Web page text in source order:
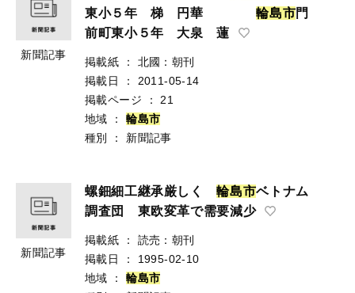
新聞記事
東小５年 梯 円華輪島市門
前町東小５年 大泉 蓮
掲載紙 ：
北國：朝刊
掲載日
：
2011-05-14
掲載ページ
：
21
地域
： 輪島市
種別
： 新聞記事
新聞記事
螺鈿細工継承厳しく輪島市ベトナム
調査団 東欧変革で需要減少
掲載紙 ：
読売：朝刊
掲載日
：
1995-02-10
地域
： 輪島市